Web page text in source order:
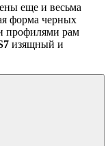
еще и весьма
форма черных
профилями рам
изящный и